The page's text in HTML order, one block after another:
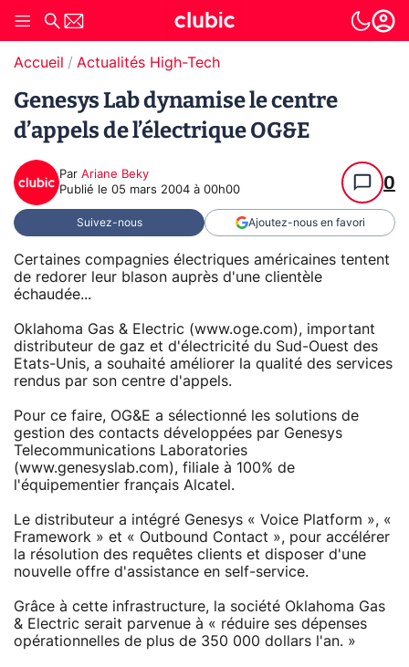
Accueil Actualités High-Tech
Genesys Lab dynamise le centre
d’appels de l’électrique OG&E
Par Ariane Beky
Publié le 05 mars 2004 à 00h00 0
Suivez-nous Ajoutez-nous en favori
Certaines compagnies électriques américaines tentent
de redorer leur blason auprès d'une clientèle
échaudée...
Oklahoma Gas & Electric (www.oge.com), important
distributeur de gaz et d'électricité du Sud-Ouest des
Etats-Unis, a souhaité améliorer la qualité des services
rendus par son centre d'appels.
Pour ce faire, OG&E a sélectionné les solutions de
gestion des contacts développées par Genesys
Telecommunications Laboratories
(www.genesyslab.com), filiale à 100% de
l'équipementier français Alcatel.
Le distributeur a intégré Genesys « Voice Platform », «
Framework » et « Outbound Contact », pour accélérer
la résolution des requêtes clients et disposer d'une
nouvelle offre d'assistance en self-service.
Grâce à cette infrastructure, la société Oklahoma Gas
& Electric serait parvenue à « réduire ses dépenses
opérationnelles de plus de 350 000 dollars l'an. »